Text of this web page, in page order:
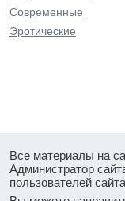
Современные
Эротические
Все материалы на
Администратор
пользователей